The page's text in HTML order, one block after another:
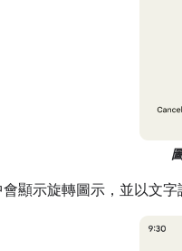
顯示旋轉圖示，並以文字